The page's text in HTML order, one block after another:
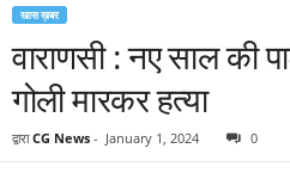
खास ख़बर
वाराणसी : नए साल की
गोली मारकर हत्या
द्वारा CG News - January 1, 2024 0